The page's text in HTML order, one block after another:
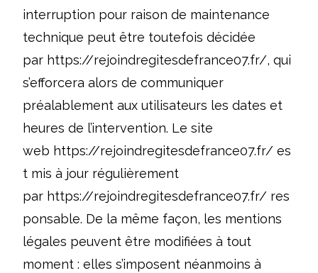
interruption pour raison de maintenance
technique peut être toutefois décidée
par https://rejoindregitesdefrance07.fr/, qui
s’efforcera alors de communiquer
préalablement aux utilisateurs les dates et
heures de l’intervention. Le site
web https://rejoindregitesdefrance07.fr/ es
t mis à jour régulièrement
par https://rejoindregitesdefrance07.fr/ res
ponsable. De la même façon, les mentions
légales peuvent être modifiées à tout
moment : elles s’imposent néanmoins à